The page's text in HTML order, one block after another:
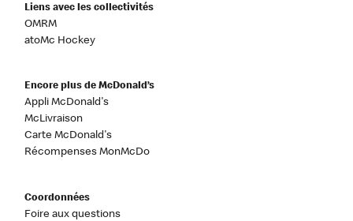
Liens avec les collectivités
OMRM
atoMc Hockey
Encore plus de McDonald’s
Appli McDonald's
McLivraison
Carte McDonald's
Récompenses MonMcDo
Coordonnées
Foire aux questions